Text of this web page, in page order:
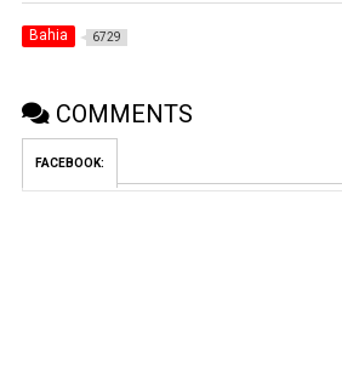
Bahia 6729
COMMENTS
FACEBOOK: